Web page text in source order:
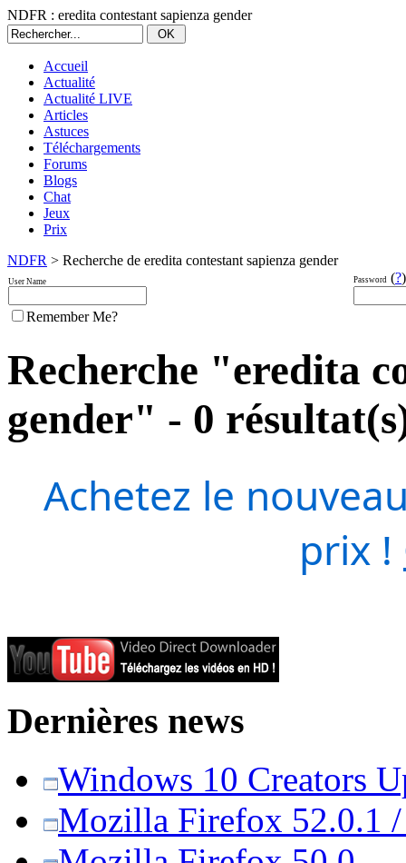
NDFR : eredita contestant sapienza gender
Accueil
Actualité
Actualité LIVE
Articles
Astuces
Téléchargements
Forums
Blogs
Chat
Jeux
Prix
NDFR > Recherche de eredita contestant sapienza gender
User Name Password (?)
Remember Me?
Recherche "eredita
gender" - 0
Achetez le
prix !
Dernières news
Windows 10 Creators
Mozilla Firefox 52.0.1